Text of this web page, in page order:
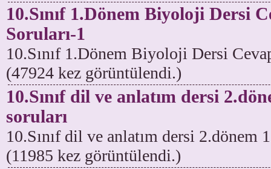
10.Sınıf 1.Dönem Biyoloji Dersi
Soruları-1
10.Sınıf 1.Dönem Biyoloji Dersi
(47924 kez görüntülendi.)
10.Sınıf dil ve anlatım dersi
soruları
10.Sınıf dil ve anlatım dersi 2.dönem
(11985 kez görüntülendi.)